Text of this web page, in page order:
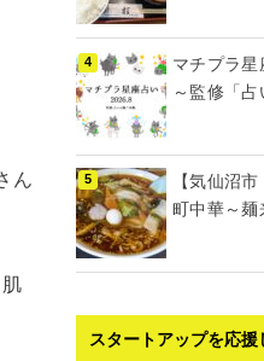
ん
マチプラ
～監修「
【気仙沼
町中華～麺
スタートアップを応援